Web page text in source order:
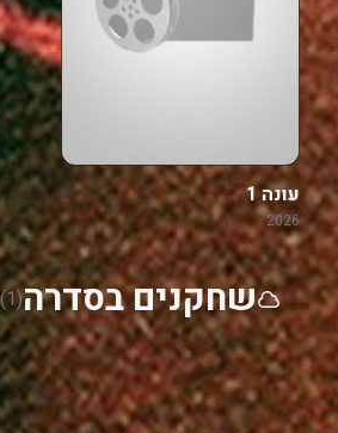
עונה 1
2026
שחקנים בסדרה(1)